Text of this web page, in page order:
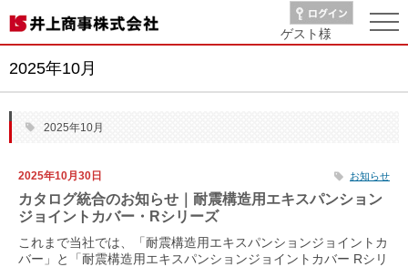
ゲスト様
2025年10月
2025年10月
2025年10月30日 お知らせ
カタログ統合のお知らせ｜耐震構造用エキスパンション
ジョイントカバー・Rシリーズ
これまで当社では、「耐震構造用エキスパンションジョイントカ
バー」と「耐震構造用エキスパンションジョイントカバー Rシリ